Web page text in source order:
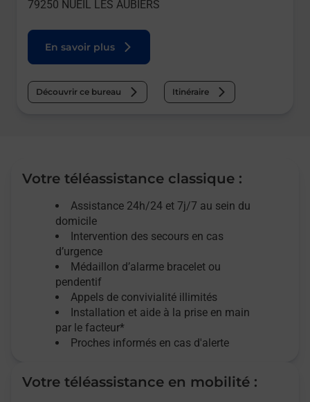
79250 NUEIL LES AUBIERS
En savoir plus
Découvrir ce bureau Itinéraire
Votre téléassistance classique :
Assistance 24h/24 et 7j/7 au sein du
domicile
Intervention des secours en cas
d’urgence
Médaillon d’alarme bracelet ou
pendentif
Appels de convivialité illimités
Installation et aide à la prise en main
par le facteur*
Proches informés en cas d'alerte
Votre téléassistance en mobilité :